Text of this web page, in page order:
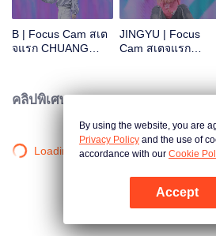
B | Focus Cam สเต
จแรก CHUANG
JINGYU | Focus
Cam สเตจแรก
คลิปพิเศษ
Loading…
By using the website, you are
Privacy Policy and the use of
accordance with our Cookie
Accept